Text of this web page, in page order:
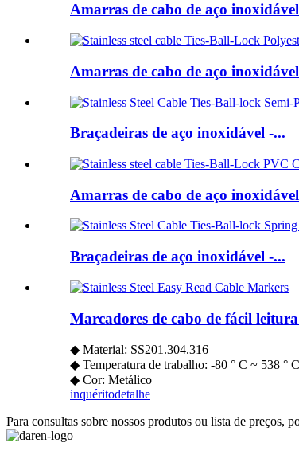
Amarras de cabo de aço
Amarras de cabo de aço
Braçadeiras de aço inoxidável -...
Amarras de cabo de aço
Braçadeiras de aço inoxidável -...
Marcadores de cabo de fácil
◆ Material: SS201.304.316
◆ Temperatura de trabalho: -80 ° C ~ 538 ° C
◆ Cor: Metálico
inquéritodetalhe
Para consultas sobre nossos produtos ou lista de preços,